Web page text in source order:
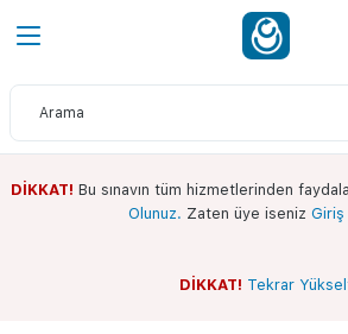
DİKKAT! Bu sınavın tüm hizmetlerinden
Olunuz. Zaten üye iseniz Giriş
DİKKAT! Tekrar